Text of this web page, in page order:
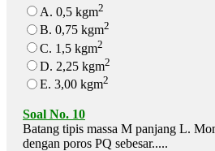
A. 0,5 kgm2
B. 0,75 kgm2
C. 1,5 kgm2
D. 2,25 kgm2
E. 3,00 kgm2
Soal No. 10
Batang tipis massa M panjang L.
dengan poros PQ sebesar.....